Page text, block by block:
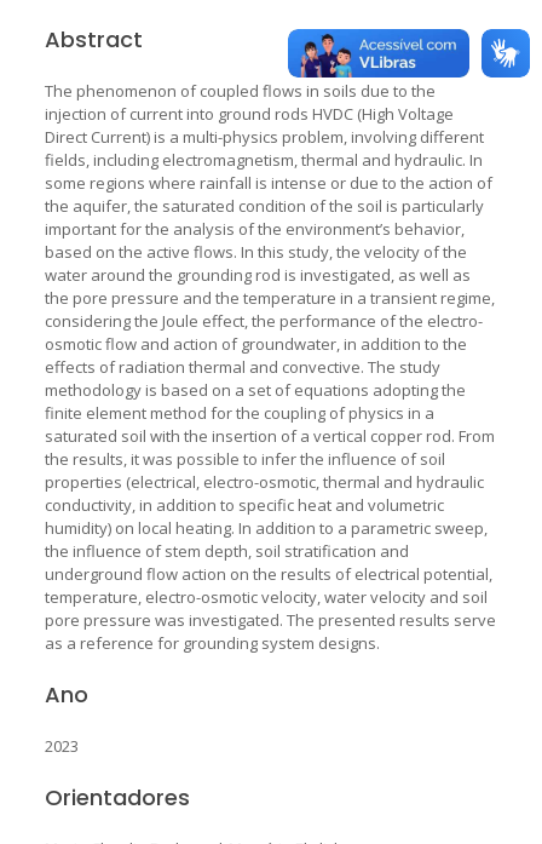
Abstract
The phenomenon of coupled flows in soils due to the
injection of current into ground rods HVDC (High Voltage
Direct Current) is a multi-physics problem, involving different
fields, including electromagnetism, thermal and hydraulic. In
some regions where rainfall is intense or due to the action of
the aquifer, the saturated condition of the soil is particularly
important for the analysis of the environment’s behavior,
based on the active flows. In this study, the velocity of the
water around the grounding rod is investigated, as well as
the pore pressure and the temperature in a transient regime,
considering the Joule effect, the performance of the electro-
osmotic flow and action of groundwater, in addition to the
effects of radiation thermal and convective. The study
methodology is based on a set of equations adopting the
finite element method for the coupling of physics in a
saturated soil with the insertion of a vertical copper rod. From
the results, it was possible to infer the influence of soil
properties (electrical, electro-osmotic, thermal and hydraulic
conductivity, in addition to specific heat and volumetric
humidity) on local heating. In addition to a parametric sweep,
the influence of stem depth, soil stratification and
underground flow action on the results of electrical potential,
temperature, electro-osmotic velocity, water velocity and soil
pore pressure was investigated. The presented results serve
as a reference for grounding system designs.
Ano
2023
Orientadores